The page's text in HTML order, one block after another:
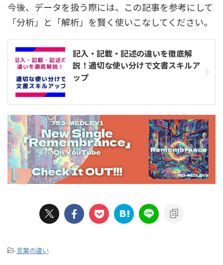
今後、データを扱う際には、この記事を参考にして
「分析」と「解析」を賢く使いこなしてください。
記入・記載・記述の違いを徹底解
説！適切な使い分けで文書スキルア
ップ
-言葉の違い